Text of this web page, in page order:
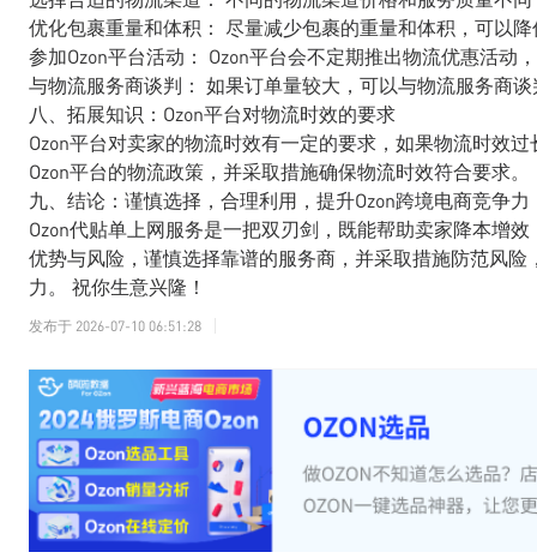
优化包裹重量和体积： 尽量减少包裹的重量和体积，可以
参加Ozon平台活动： Ozon平台会不定期推出物流优惠活动
与物流服务商谈判： 如果订单量较大，可以与物流服务商
八、拓展知识：Ozon平台对物流时效的要求
Ozon平台对卖家的物流时效有一定的要求，如果物流时效
Ozon平台的物流政策，并采取措施确保物流时效符合要求。
九、结论：谨慎选择，合理利用，提升Ozon跨境电商竞争力
Ozon代贴单上网服务是一把双刃剑，既能帮助卖家降本增
优势与风险，谨慎选择靠谱的服务商，并采取措施防范风
力。 祝你生意兴隆！
发布于 2026-07-10 06:51:28